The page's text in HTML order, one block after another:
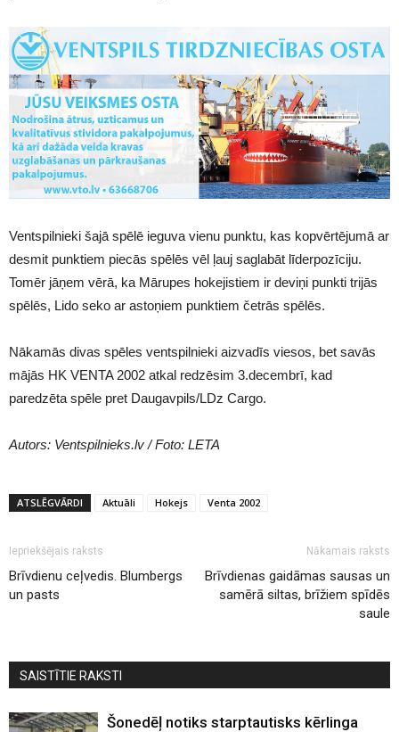
Ventspilnieki šajā spēlē ieguva vienu punktu, kas kopvērtējumā ar
desmit punktiem piecās spēlēs vēl ļauj saglabāt līderpozīciju.
Tomēr jāņem vērā, ka Mārupes hokejistiem ir deviņi punkti trijās
spēlēs, Lido seko ar astoņiem punktiem četrās spēlēs.
Nākamās divas spēles ventspilnieki aizvadīs viesos, bet savās
mājās HK VENTA 2002 atkal redzēsim 3.decembrī, kad
paredzēta spēle pret Daugavpils/LDz Cargo.
Autors: Ventspilnieks.lv / Foto: LETA
ATSLĒGVĀRDI Aktuāli Hokejs Venta 2002
Iepriekšējais raksts
Brīvdienu ceļvedis. Blumbergs
un pasts
Nākamais raksts
Brīvdienas gaidāmas sausas un
samērā siltas, brīžiem spīdēs
saule
SAISTĪTIE RAKSTI
Šonedēļ notiks starptautisks kērlinga